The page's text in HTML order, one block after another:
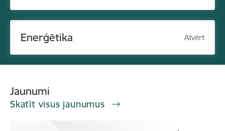
Enerģētika Atvērt
Jaunumi
Skatīt visus jaunumus